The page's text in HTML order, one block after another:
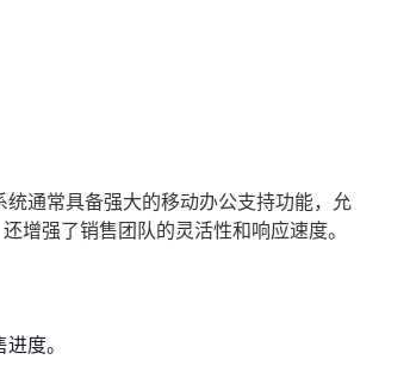
通常具备强大的移动办公支持功能，允
增强了销售团队的灵活性和响应速度。
度。